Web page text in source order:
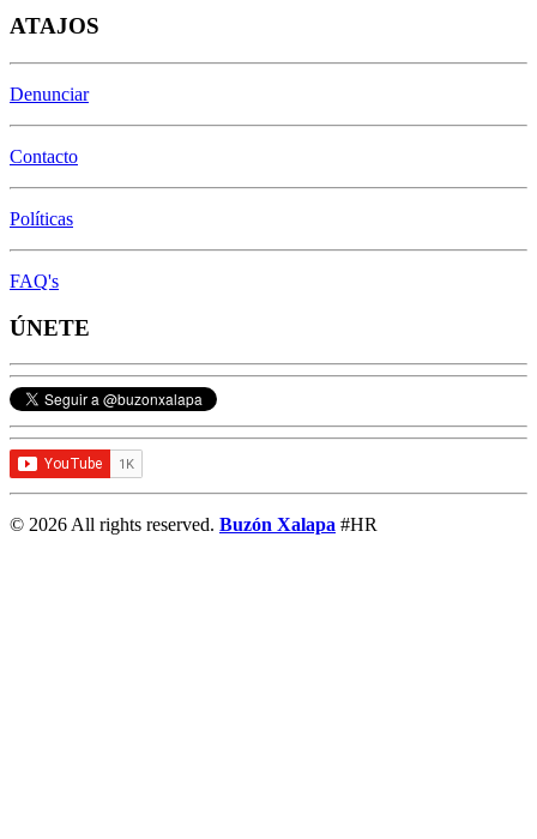
ATAJOS
Denunciar
Contacto
Políticas
FAQ's
ÚNETE
© 2026 All rights reserved. Buzón Xalapa #HR